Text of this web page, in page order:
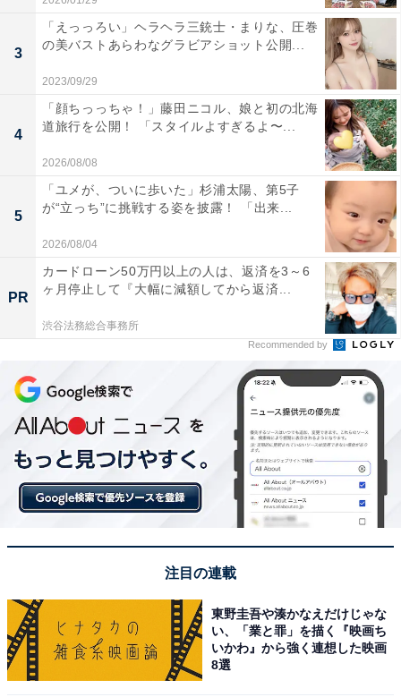
3
「えっっろい」ヘラヘラ三銃士・まりな、圧巻
の美バストあらわなグラビアショット公開...
2023/09/29
4
「顔ちっっちゃ！」藤田ニコル、娘と初の北海
道旅行を公開！ 「スタイルよすぎるよ〜...
2026/08/08
5
「ユメが、ついに歩いた」杉浦太陽、第5子
が“立っち”に挑戦する姿を披露！ 「出来...
2026/08/04
PR
カードローン50万円以上の人は、返済を3～6
ヶ月停止して『大幅に減額してから返済...
渋谷法務総合事務所
Recommended by
注目の連載
東野圭吾や湊かなえだけじゃな
い、「業と罪」を描く『映画ち
いかわ』から強く連想した映画
8選